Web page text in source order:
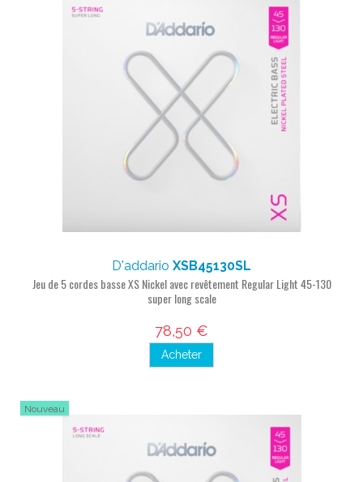
D'addario XSB45130SL
Jeu de 5 cordes basse XS Nickel avec revêtement Regular Light 45-130
super long scale
78,50 €
Acheter
Nouveau